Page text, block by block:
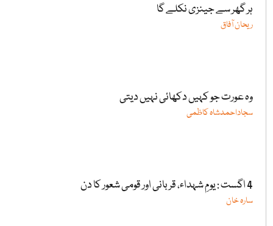
ہر گھر سے جینزی نکلے گا
ریحان آفاق
وہ عورت جو کہیں دکھائی نہیں دیتی
سجاداحمدشاہ کاظمی
4 اگست : یومِ شہداء، قربانی اور قومی شعور کا دن
سارہ خان